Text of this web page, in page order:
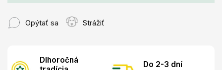
Opýtať sa Strážiť
Dlhoročná
Do 2-3 dní